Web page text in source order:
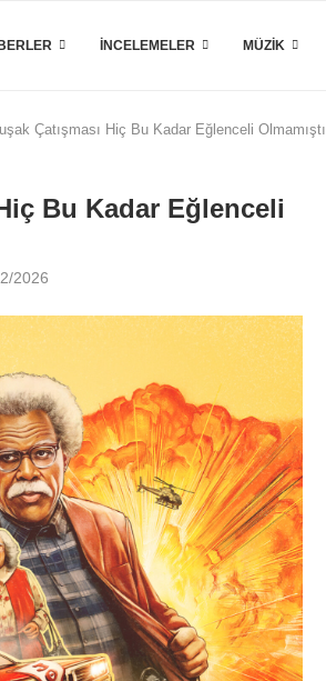
İNCELEMELER MÜZIK
Çatışması Hiç Bu Kadar Eğlenceli Olmamıştı
Bu Kadar Eğlenceli
2026